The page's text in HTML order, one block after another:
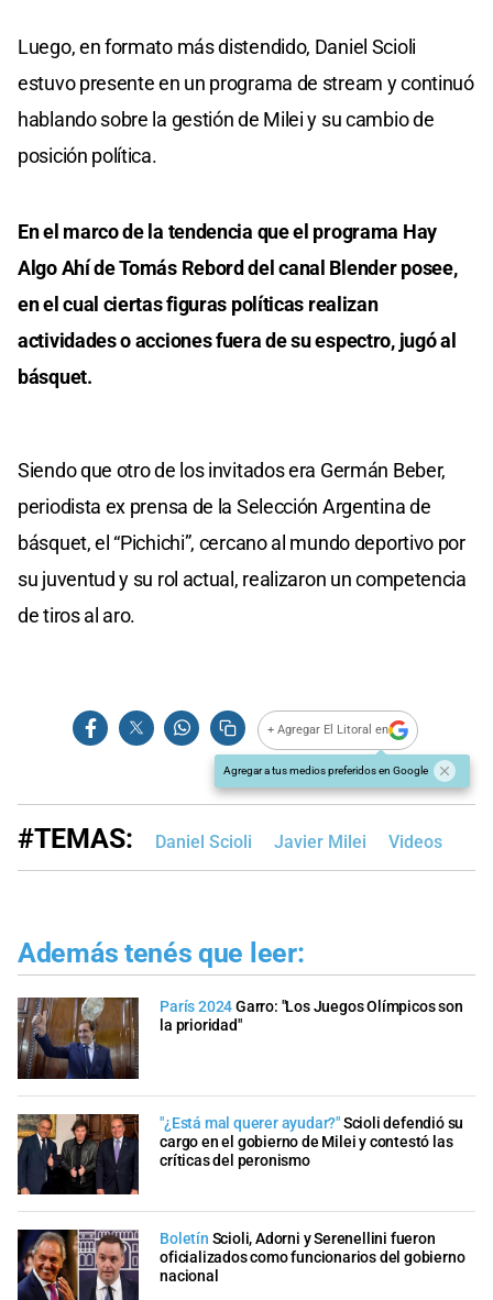
Luego, en formato más distendido, Daniel Scioli
estuvo presente en un programa de stream y continuó
hablando sobre la gestión de Milei y su cambio de
posición política.
En el marco de la tendencia que el programa Hay
Algo Ahí de Tomás Rebord del canal Blender posee,
en el cual ciertas figuras políticas realizan
actividades o acciones fuera de su espectro, jugó al
básquet.
Siendo que otro de los invitados era Germán Beber,
periodista ex prensa de la Selección Argentina de
básquet, el “Pichichi”, cercano al mundo deportivo por
su juventud y su rol actual, realizaron un competencia
de tiros al aro.
+ Agregar El Litoral en
Agregar a tus medios preferidos en Google
#TEMAS: Daniel Scioli Javier Milei Videos
Además tenés que leer:
París 2024Garro: "Los Juegos Olímpicos son
la prioridad"
"¿Está mal querer ayudar?"Scioli defendió su
cargo en el gobierno de Milei y contestó las
críticas del peronismo
Boletín Scioli, Adorni y Serenellini fueron
oficializados como funcionarios del gobierno
nacional